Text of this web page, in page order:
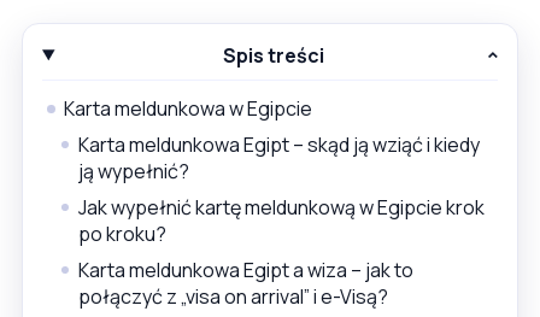
Spis treści
Karta meldunkowa w Egipcie
Karta meldunkowa Egipt – skąd ją wziąć i kiedy
ją wypełnić?
Jak wypełnić kartę meldunkową w Egipcie krok
po kroku?
Karta meldunkowa Egipt a wiza – jak to
połączyć z „visa on arrival” i e-Visą?